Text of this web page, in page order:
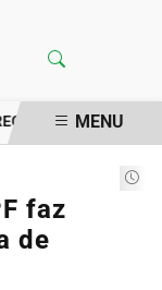
IMPORTUNAÇÃO
MENU
faz
de